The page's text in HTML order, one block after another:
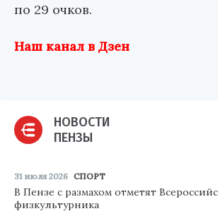
по 29 очков.
Наш канал в Дзен
НОВОСТИ
ПЕНЗЫ
31 июля 2026 СПОРТ
В Пензе с размахом отметят
физкультурника